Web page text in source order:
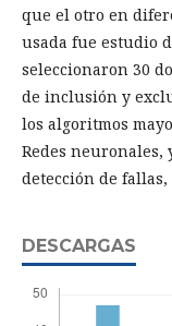
que el otro en
usada fue estudio
seleccionaron 30
de inclusión y
los algoritmos
Redes neuronales,
detección de
DESCARGAS